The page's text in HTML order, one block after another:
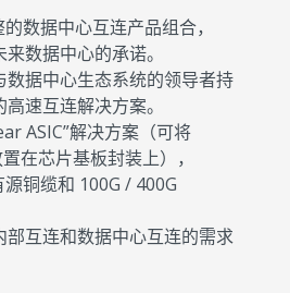
数据中心互连产品组合，
数据中心的承诺。
数据中心生态系统的领导者持
速互连解决方案。
ASIC”解决方案（可将
在芯片基板封装上），
铜缆和 100G / 400G
部互连和数据中心互连的需求